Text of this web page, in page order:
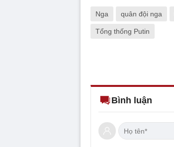
Nga quân đội nga
Tổng thống Putin
Bình luận